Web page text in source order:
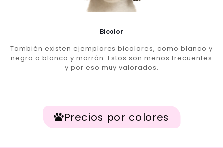
Bicolor
También existen ejemplares bicolores, como blanco y
negro o blanco y marrón. Estos son menos frecuentes
y por eso muy valorados.
Precios por colores